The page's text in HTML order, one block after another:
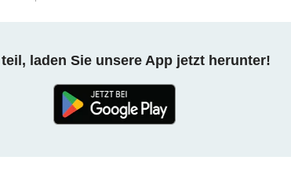
laden Sie unsere App jetzt herunter!